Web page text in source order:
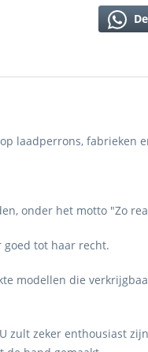
laadperrons, fabrieken
onder het motto "Zo
tot haar recht.
modellen die
zult zeker enthousiast